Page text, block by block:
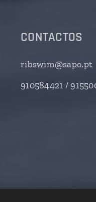
CONTACTOS
ribswim@sapo.pt
910584421 /